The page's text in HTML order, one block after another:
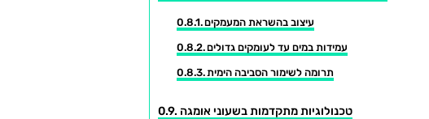
עיצוב בהשראת המעמקים
עמידות במים עד לעומקים גדולים
תרומה לשימור הסביבה הימית
טכנולוגיות מתקדמות בשעוני אומגה